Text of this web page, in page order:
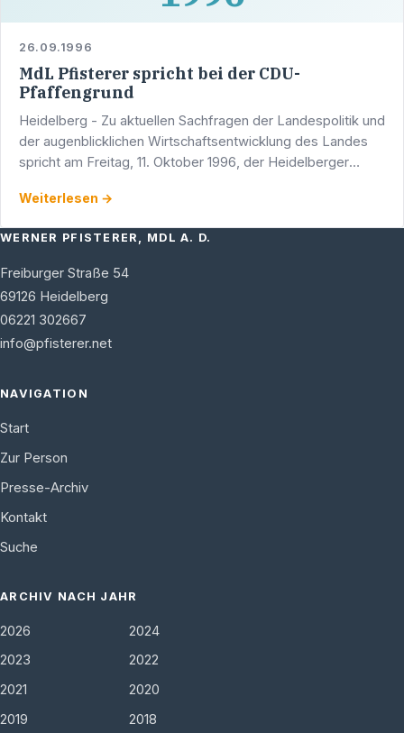
26.09.1996
MdL Pfisterer spricht bei der CDU-
Pfaffengrund
Heidelberg - Zu aktuellen Sachfragen der Landespolitik und
der augenblicklichen Wirtschaftsentwicklung des Landes
spricht am Freitag, 11. Oktober 1996, der Heidelberger
Weiterlesen →
WERNER PFISTERER, MDL A. D.
Freiburger Straße 54
69126 Heidelberg
06221 302667
info@pfisterer.net
NAVIGATION
Start
Zur Person
Presse-Archiv
Kontakt
Suche
ARCHIV NACH JAHR
2026
2024
2023
2022
2021
2020
2019
2018